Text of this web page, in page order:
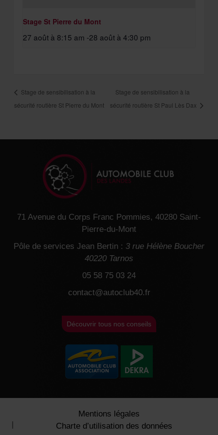
Stage St Pierre du Mont
27 août à 8:15 am -28 août à 4:30 pm
Stage de sensibilisation à la
sécurité routière St Pierre du Mont
Stage de sensibilisation à la
sécurité routière St Paul Lès Dax
71 Avenue du Corps Franc Pommies, 40280 Saint-
Pierre-du-Mont
Pôle de services Jean Bertin : 3 rue Hélène Boucher
40220 Tarnos
05 58 75 03 24
contact@autoclub40.fr
Découvrir tous nos conseils
Mentions légales
Charte d’utilisation des données